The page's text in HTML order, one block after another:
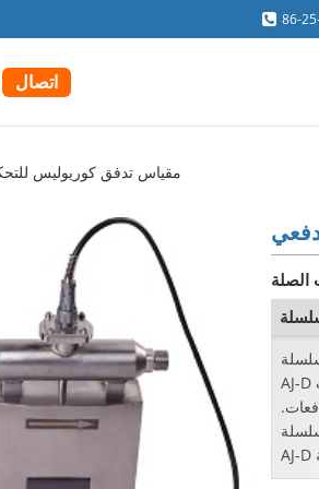
86-
اتصال
مقياس تدفق كوريوليس
الصلة
AJ-D مناسبة لتطبيقات التدفق حيث يتطلب
AJ-D بالميزات الرئيسية التالية: سلسلة AJ-D
...